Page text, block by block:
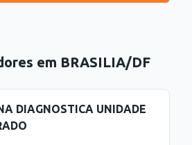
em BRASILIA/DF
DIAGNOSTICA UNIDADE